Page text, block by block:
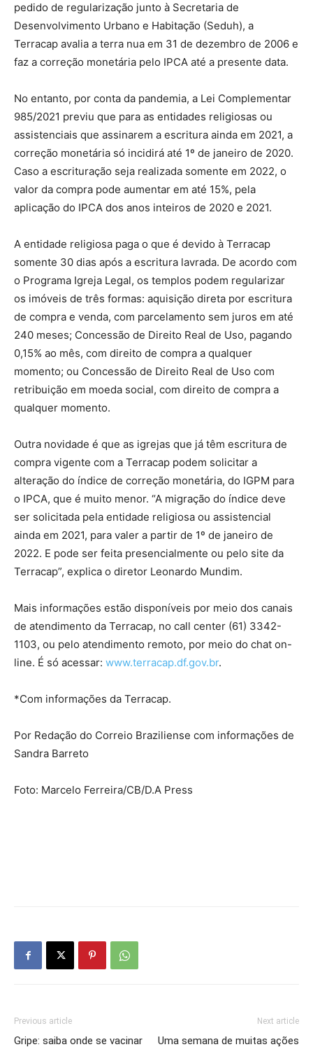
pedido de regularização junto à Secretaria de
Desenvolvimento Urbano e Habitação (Seduh), a
Terracap avalia a terra nua em 31 de dezembro de 2006 e
faz a correção monetária pelo IPCA até a presente data.
No entanto, por conta da pandemia, a Lei Complementar
985/2021 previu que para as entidades religiosas ou
assistenciais que assinarem a escritura ainda em 2021, a
correção monetária só incidirá até 1º de janeiro de 2020.
Caso a escrituração seja realizada somente em 2022, o
valor da compra pode aumentar em até 15%, pela
aplicação do IPCA dos anos inteiros de 2020 e 2021.
A entidade religiosa paga o que é devido à Terracap
somente 30 dias após a escritura lavrada. De acordo com
o Programa Igreja Legal, os templos podem regularizar
os imóveis de três formas: aquisição direta por escritura
de compra e venda, com parcelamento sem juros em até
240 meses; Concessão de Direito Real de Uso, pagando
0,15% ao mês, com direito de compra a qualquer
momento; ou Concessão de Direito Real de Uso com
retribuição em moeda social, com direito de compra a
qualquer momento.
Outra novidade é que as igrejas que já têm escritura de
compra vigente com a Terracap podem solicitar a
alteração do índice de correção monetária, do IGPM para
o IPCA, que é muito menor. “A migração do índice deve
ser solicitada pela entidade religiosa ou assistencial
ainda em 2021, para valer a partir de 1º de janeiro de
2022. E pode ser feita presencialmente ou pelo site da
Terracap”, explica o diretor Leonardo Mundim.
Mais informações estão disponíveis por meio dos canais
de atendimento da Terracap, no call center (61) 3342-
1103, ou pelo atendimento remoto, por meio do chat on-
line. É só acessar: www.terracap.df.gov.br.
*Com informações da Terracap.
Por Redação do Correio Braziliense com informações de
Sandra Barreto
Foto: Marcelo Ferreira/CB/D.A Press
Previous article
Gripe: saiba onde se vacinar
Next article
Uma semana de muitas ações